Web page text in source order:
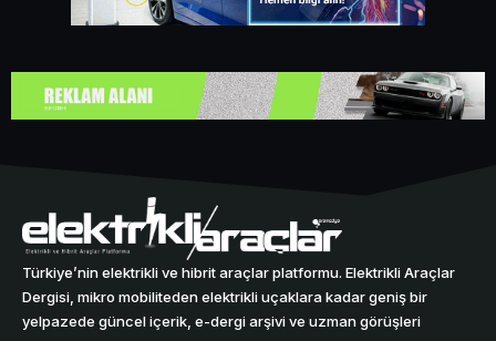
Türkiye’nin elektrikli ve hibrit araçlar platformu. Elektrikli Araçlar
Dergisi, mikro mobiliteden elektrikli uçaklara kadar geniş bir
yelpazede güncel içerik, e-dergi arşivi ve uzman görüşleri